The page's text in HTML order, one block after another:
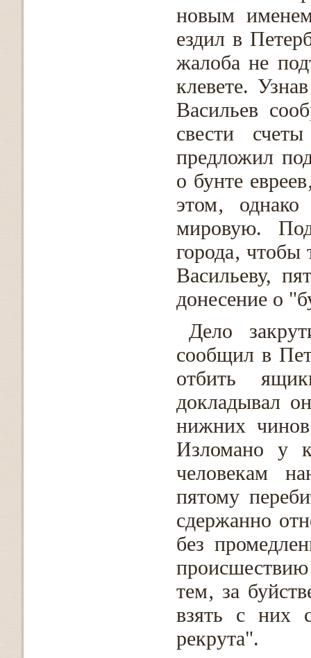
новым
ездил в
жалоба не
клевете.
Васильев
свести
предложил
о бунте
этом‚
мировую.
города‚ чтобы
Васильеву,
донесение о
Дело
сообщил в
отбить
докладывал
нижних
Изломано у
человекам
пятому
сдержанно
без
тем‚ за
взять с них
рекрута".